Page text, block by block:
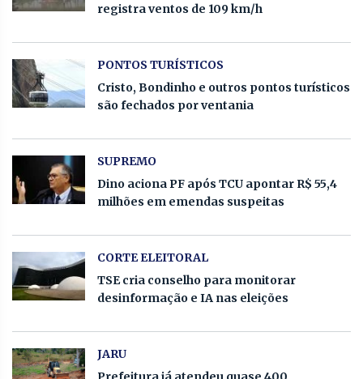
registra ventos de 109 km/h
PONTOS TURÍSTICOS
Cristo, Bondinho e outros pontos turísticos
são fechados por ventania
SUPREMO
Dino aciona PF após TCU apontar R$ 55,4
milhões em emendas suspeitas
CORTE ELEITORAL
TSE cria conselho para monitorar
desinformação e IA nas eleições
JARU